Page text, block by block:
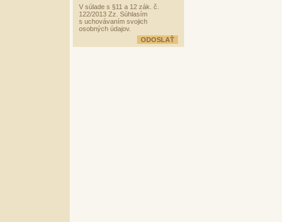
V súlade s §11 a 12 zák. č.
122/2013 Zz. Súhlasím
s uchovávaním svojich
osobných údajov.